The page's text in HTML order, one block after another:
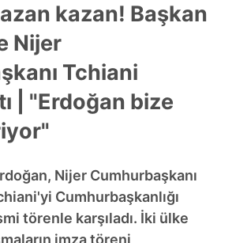
kazan! Başkan
Nijer
Tchiani
| "Erdoğan bize
Nijer Cumhurbaşkanı
Cumhurbaşkanlığı
törenle karşıladı. İki ülke
imza töreni